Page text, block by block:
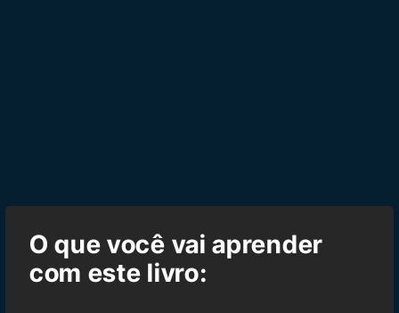
O que você vai aprender
com este livro: